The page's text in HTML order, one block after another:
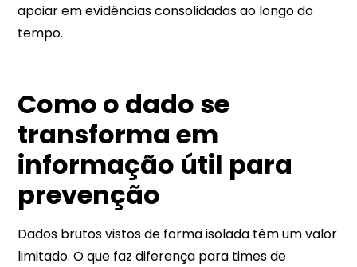
apoiar em evidências consolidadas ao longo do
tempo.​​
Como o dado se
transforma em
informação útil para
prevenção
Dados brutos vistos de forma isolada têm um valor
limitado. O que faz diferença para times de